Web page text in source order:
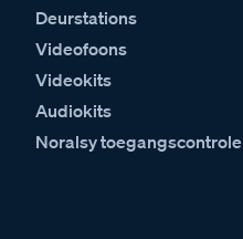
Deurstations
Videofoons
Videokits
Audiokits
Noralsy toegangscontrole